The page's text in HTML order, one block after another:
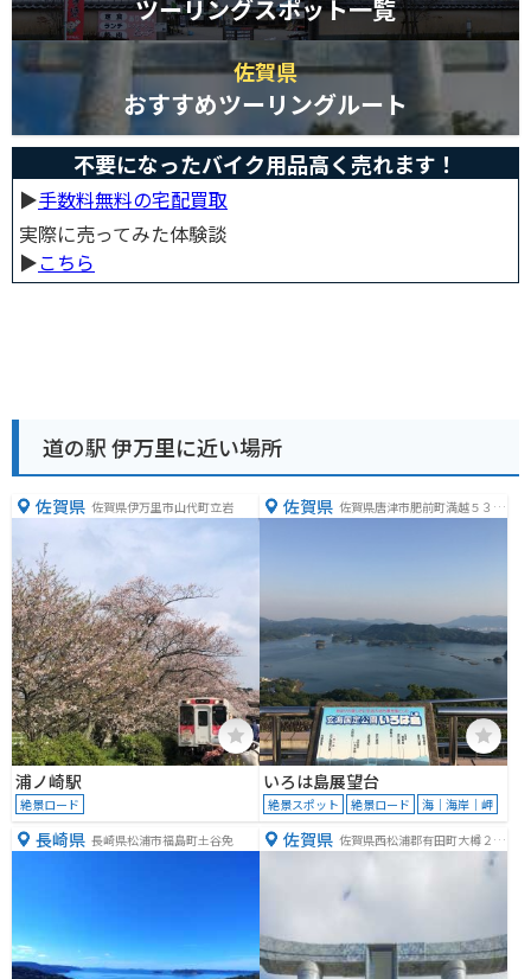
ツーリングスポット一覧
佐賀県
おすすめツーリングルート
不要になったバイク用品高く売れます！
▶︎手数料無料の宅配買取
実際に売ってみた体験談
▶︎こちら
道の駅 伊万里に近い場所
佐賀県 佐賀県伊万里市山代町立岩
浦ノ崎駅
絶景ロード
佐賀県 佐賀県唐津市肥前町満越５３７
いろは島展望台
絶景スポット 絶景ロード 海｜海岸｜岬
長崎県 長崎県松浦市福島町土谷免 佐賀県 佐賀県西松浦郡有田町大樽２丁
目５−１